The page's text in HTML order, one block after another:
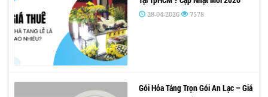
28-04-2026 7578
Gói Hỏa Táng Trọn Gói An Lạc – Giá